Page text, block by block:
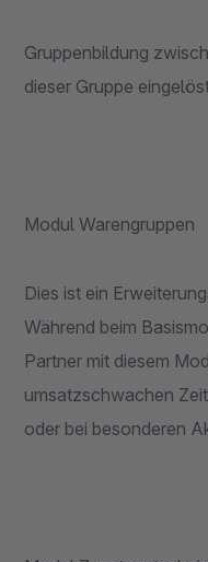
Gruppenbildung
dieser Gruppe
Modul Warengruppen
Dies ist ein
Während beim
Partner mit diesem
umsatzschwachen
oder bei besonderen